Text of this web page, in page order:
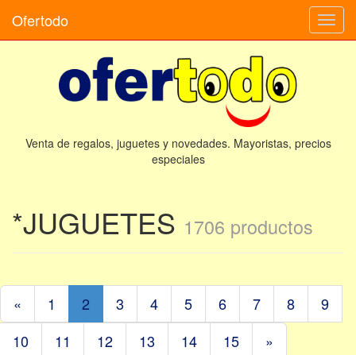
Venta de regalos, juguetes y novedades. Mayoristas, precios
especiales
Ofertodo
*JUGUETES 1706 productos
« 1 2 3 4 5 6 7 8
9
10
11 12 13 14 15 »